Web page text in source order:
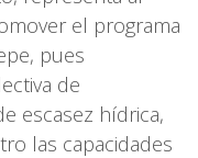
el programa
pues
de
escasez hídrica,
las capacidades